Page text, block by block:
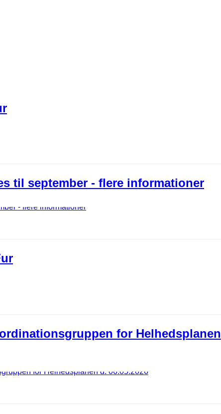
til september - flere informationer
for Helhedsplanen